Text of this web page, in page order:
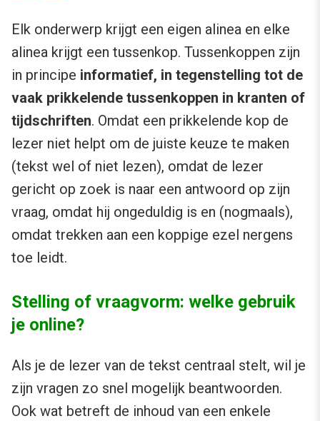
Elk onderwerp krijgt een eigen alinea en elke
alinea krijgt een tussenkop. Tussenkoppen zijn
in principe informatief, in tegenstelling tot de
vaak prikkelende tussenkoppen in kranten of
tijdschriften. Omdat een prikkelende kop de
lezer niet helpt om de juiste keuze te maken
(tekst wel of niet lezen), omdat de lezer
gericht op zoek is naar een antwoord op zijn
vraag, omdat hij ongeduldig is en (nogmaals),
omdat trekken aan een koppige ezel nergens
toe leidt.
Stelling of vraagvorm: welke gebruik
je online?
Als je de lezer van de tekst centraal stelt, wil je
zijn vragen zo snel mogelijk beantwoorden.
Ook wat betreft de inhoud van een enkele